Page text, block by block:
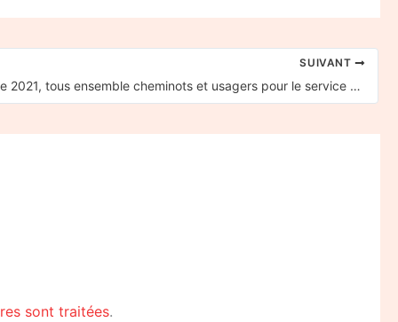
SUIVANT
Le 7 octobre 2021, tous ensemble cheminots et usagers pour le service public ferroviaire
sont traitées.